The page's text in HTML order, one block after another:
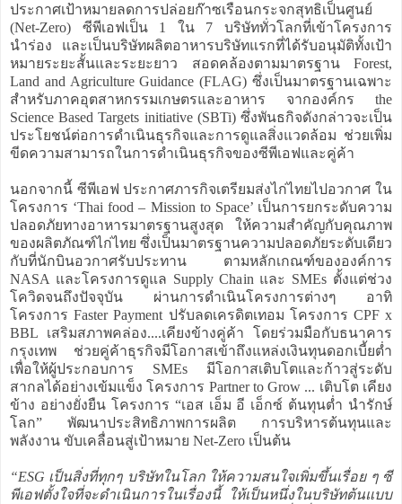
ประกาศเป้าหมายลดการปล่อยก๊าซเรือนกระจกสุทธิเป็นศูนย์
(Net-Zero) ซีพีเอฟเป็น 1 ใน 7 บริษัททั่วโลกที่เข้าโครงการ
นำร่อง และเป็นบริษัทผลิตอาหารบริษัทแรกที่ได้รับอนุมัติทั้งเป้า
หมายระยะสั้นและระยะยาว สอดคล้องตามมาตรฐาน Forest,
Land and Agriculture Guidance (FLAG) ซึ่งเป็นมาตรฐานเฉพาะ
สำหรับภาคอุตสาหกรรมเกษตรและอาหาร จากองค์กร the
Science Based Targets initiative (SBTi) ซึ่งพันธกิจดังกล่าวจะเป็น
ประโยชน์ต่อการดำเนินธุรกิจและการดูแลสิ่งแวดล้อม ช่วยเพิ่ม
ขีดความสามารถในการดำเนินธุรกิจของซีพีเอฟและคู่ค้า
นอกจากนี้ ซีพีเอฟ ประกาศภารกิจเตรียมส่งไก่ไทยไปอวกาศ ใน
โครงการ ‘Thai food – Mission to Space’ เป็นการยกระดับความ
ปลอดภัยทางอาหารมาตรฐานสูงสุด ให้ความสำคัญกับคุณภาพ
ของผลิตภัณฑ์ไก่ไทย ซึ่งเป็นมาตรฐานความปลอดภัยระดับเดียว
กับที่นักบินอวกาศรับประทาน ตามหลักเกณฑ์ขององค์การ
NASA และโครงการดูแล Supply Chain และ SMEs ตั้งแต่ช่วง
โควิดจนถึงปัจจุบัน ผ่านการดำเนินโครงการต่างๆ อาทิ
โครงการ Faster Payment ปรับลดเครดิตเทอม โครงการ CPF x
BBL เสริมสภาพคล่อง....เคียงข้างคู่ค้า โดยร่วมมือกับธนาคาร
กรุงเทพ ช่วยคู่ค้าธุรกิจมีโอกาสเข้าถึงแหล่งเงินทุนดอกเบี้ยต่ำ
เพื่อให้ผู้ประกอบการ SMEs มีโอกาสเติบโตและก้าวสู่ระดับ
สากลได้อย่างเข้มแข็ง โครงการ Partner to Grow ... เติบโต เคียง
ข้าง อย่างยั่งยืน โครงการ “เอส เอ็ม อี เอ็กซ์ ต้นทุนต่ำ นำรักษ์
โลก” พัฒนาประสิทธิภาพการผลิต การบริหารต้นทุนและ
พลังงาน ขับเคลื่อนสู่เป้าหมาย Net-Zero เป็นต้น
“ESG เป็นสิ่งที่ทุกๆ บริษัทในโลก ให้ความสนใจเพิ่มขึ้นเรื่อย ๆ ซี
พีเอฟตั้งใจที่จะดำเนินการในเรื่องนี้ ให้เป็นหนึ่งในบริษัทต้นแบบ